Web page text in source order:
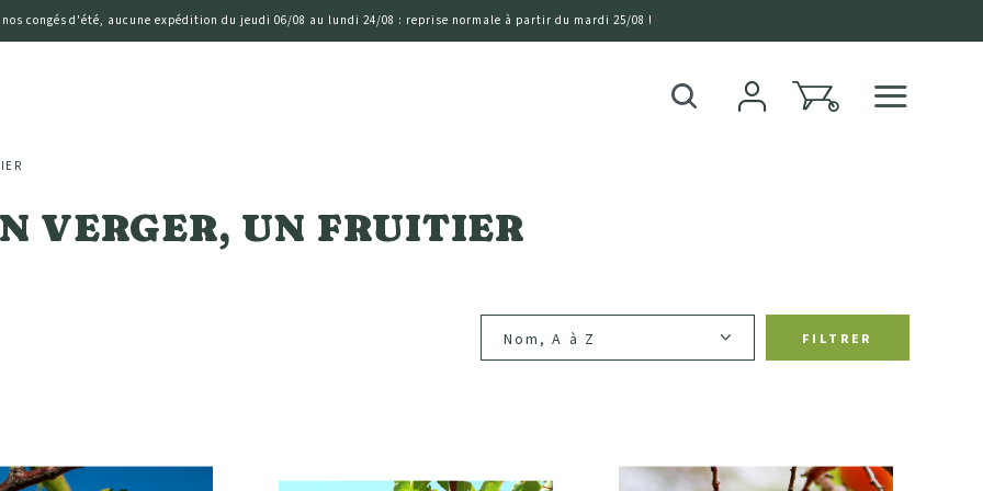
nos congés d'été, aucune expédition du jeudi 06/08 au lundi 24/08 : reprise normale à partir du mardi 25/08 !
Recherche
VERGER, UN FRUITIER
FILTRER